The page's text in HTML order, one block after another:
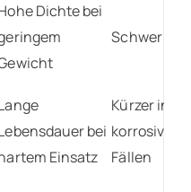
Dichte bei
Schwer
bei
Einsatz
Kürzer in
Fällen